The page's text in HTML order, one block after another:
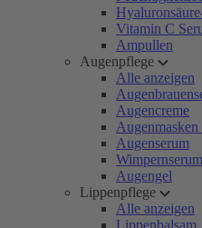
Vitamin C
Ampullen
Augenpflege
Alle anzeigen
Augencreme
Augenserum
Wimpernserum
Augengel
Lippenpflege
Alle anzeigen
Lippenbalsam